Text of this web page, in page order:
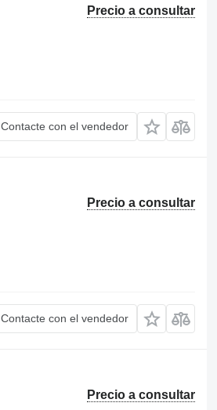
Precio a consultar
Contacte con el vendedor
Precio a consultar
Contacte con el vendedor
Precio a consultar